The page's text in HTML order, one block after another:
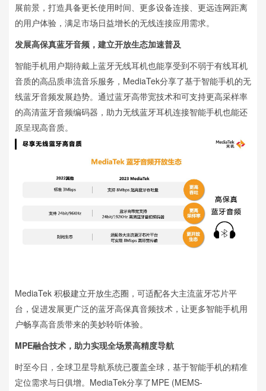
展前景，打造具备更长使用时间、更多设备连接、更远连网距离
的用户体验，满足市场日益增长的无线连接应用需求。
发展高保真蓝牙音频，建立开放生态加速普及
智能手机用户期待戴上蓝牙无线耳机也能享受到不弱于有线耳机
音质的高品质串流音乐服务，MediaTek分享了基于智能手机的无
线蓝牙音频发展趋势。通过蓝牙高带宽技术和可支持更高采样率
的高清蓝牙音频编码器，助力无线蓝牙耳机连接智能手机也能还
原呈现高音质。
MediaTek 积极建立开放生态圈，可适配各大主流蓝牙芯片平
台，促进发展更广泛的蓝牙高保真音频技术，让更多智能手机用
户畅享高音质带来的美妙聆听体验。
MPE融合技术，助力实现全场景高精度导航
时至今日，全球卫星导航系统已覆盖全球，基于智能手机的精准
定位需求与日俱增。MediaTek分享了MPE (MEMS-